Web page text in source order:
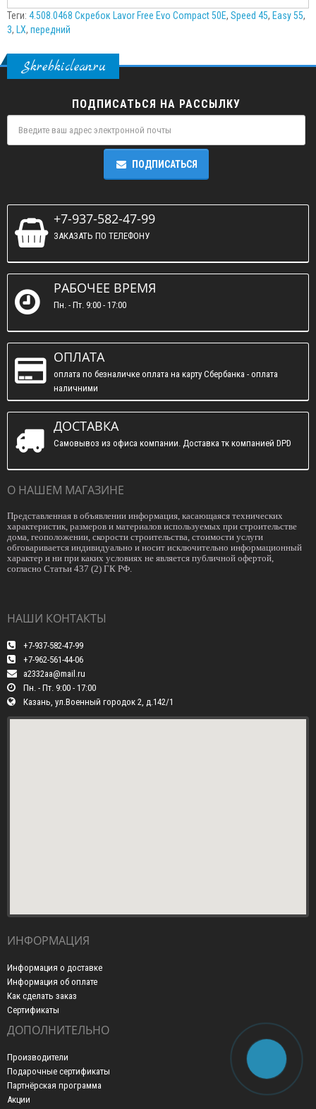
Теги: 4.508.0468 Скребок Lavor Free Evo Compact 50E, Speed 45, Easy 55,
3, LX, передний
Skrebkiclean.ru
ПОДПИСАТЬСЯ НА РАССЫЛКУ
ПОДПИСАТЬСЯ
+7-937-582-47-99
ЗАКАЗАТЬ ПО ТЕЛЕФОНУ
РАБОЧЕЕ ВРЕМЯ
Пн. - Пт. 9:00 - 17:00
ОПЛАТА
оплата по безналичке оплата на карту Сбербанка - оплата
наличними
ДОСТАВКА
Самовывоз из офиса компании. Доставка тк компанией DPD
О НАШЕМ МАГАЗИНЕ
Представленная в объявлении информация, касающаяся технических
характеристик, размеров и материалов используемых при строительстве
дома, геоположении, скорости строительства, стоимости услуги
обговаривается индивидуально и носит исключительно информационный
характер и ни при каких условиях не является публичной офертой,
согласно Статьи 437 (2) ГК РФ.
НАШИ КОНТАКТЫ
+7-937-582-47-99
+7-962-561-44-06
a2332aa@mail.ru
Пн. - Пт. 9:00 - 17:00
Казань, ул.Военный городок 2, д.142/1
ИНФОРМАЦИЯ
Информация о доставке
Информация об оплате
Как сделать заказ
Сертификаты
ДОПОЛНИТЕЛЬНО
Производители
Подарочные сертификаты
Партнёрская программа
Акции